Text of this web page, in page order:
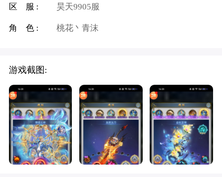
区 服: 昊天9905服
角 色: 桃花丶青沫
游戏截图: